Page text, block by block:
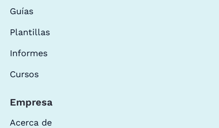
Guías
Plantillas
Informes
Cursos
Empresa
Acerca de